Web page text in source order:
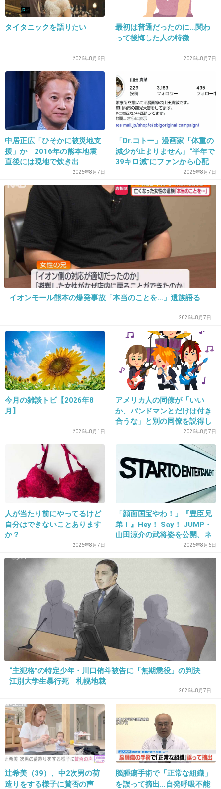
+14
2013/06/28(金) 17:01:00
辛党の自分にはただの罰ゲーム
+9
18. 匿名2013/06/28(金) 17:01:30
最後に皮の部分食べるの？
+17 -1
19. 匿名
飲むシュークリームって前からあるじゃん、何が新商品な
の？って思ったら
「夏の」飲むシュークリームが新しかったのね・・・
+8 -1
斬新だなぁ
+5 -1
21. 匿名2013/06/28(金) 17:03:34
食べてみたいけど、近くに不二家ないわ
22. 匿名2013/06/28(金) 17:04:34
シューの部分いらないね
+8 -4
カスタードクリームぐらい自分で作る
2013/06/28(金) 17:05:33
途中でくどくなりそうな気がする
出典：sociopouch.files.wordpress.com
-3
25. 匿名 2013/06/28(金) 17:06:30
友達の家に遊びに行く時のおみやげ向きではないね
タイタニックを語りたい
2026年8月6日
最初は普通だったのに…関わ
って後悔した人の特徴
2026年8月7日
中居正広「ひそかに被災地支
援」か 2016年の熊本地震
直後には現地で炊き出
し “誰にも知られなくて良
い”と、むしろ強まる福祉活
動への思い
2026年8月7日
「Dr.コトー」漫画家「体重の
減少が止まりません」“半年で
39キロ減”にファンから心配
2026年8月7日
イオンモール熊本の爆発事故「本当のことを…」遺族語る
2026年8月7日
今月の雑談トピ【2026年8
月】
2026年8月1日
アメリカ人の同僚が「いい
か、バンドマンとだけは付き
合うな」と別の同僚を説得し
ており、そこにフランス人と
イタリア人も参戦した結果こ
2026年8月7日
人が当たり前にやってるけど
自分はできないことあります
か？
2026年8月7日
「顔面国宝やわ！」『豊臣兄
弟！』Hey！ Say！ JUMP・
山田涼介の武将姿を公開、ネ
ット歓喜「ビジュ良すぎん」
「こんな美しい秀次は初め
て」
2026年8月6日
“主犯格”の特定少年・川口侑斗被告に「無期懲役」の判決
江別大学生暴行死 札幌地裁
2026年8月7日
辻希美（39）、中2次男の荷
造りをする様子に賛否の声
脳腫瘍手術で「正常な組織」
を誤って摘出…自発呼吸不能